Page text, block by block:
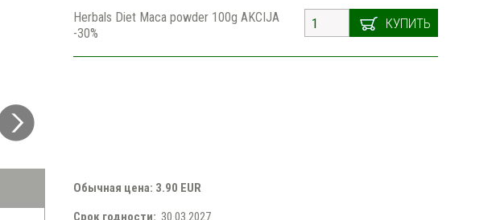
КУПИТЬ
Herbals Diet Maca powder 100g AKCIJA
-30%
Обычная цена: 3.90 EUR
Срок годности: 30.03.2027